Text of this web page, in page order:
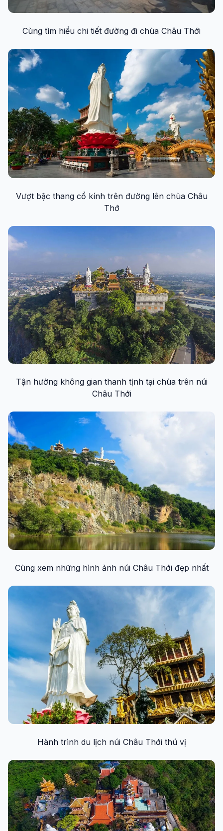
Cùng tìm hiểu chi tiết đường đi chùa Châu Thới
Vượt bậc thang cổ kính trên đường lên chùa Châu
Thớ
Tận hưởng không gian thanh tịnh tại chùa trên núi
Châu Thới
Cùng xem những hình ảnh núi Châu Thới đẹp nhất
Hành trình du lịch núi Châu Thới thú vị